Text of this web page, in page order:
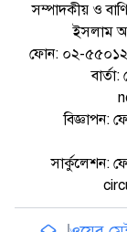
সম্পাদকীয় ও
ইসলাম
ফোন: ০২-
সার্কুলেশন: